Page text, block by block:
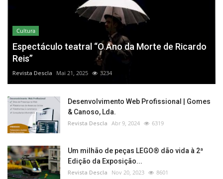
Cultura
Espectáculo teatral “O Ano da Morte de Ricardo
Reis”
Revista Descla Mai 21, 2025 3234
Desenvolvimento Web Profissional | Gomes
& Canoso, Lda.
Revista Descla Abr 9, 2024 6319
Um milhão de peças LEGO® dão vida à 2ª
Edição da Exposição...
Revista Descla Nov 20, 2023 8601